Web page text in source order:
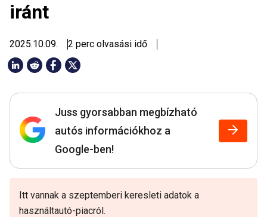
iránt
2025.10.09. 2 perc olvasási idő
Juss gyorsabban megbízható
autós információkhoz a
Google-ben!
Itt vannak a szeptemberi keresleti adatok a
használtautó-piacról.